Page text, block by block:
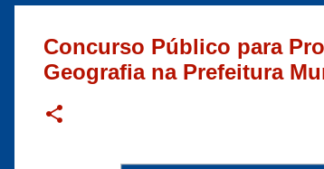
Concurso Público para
Geografia na Prefeitura